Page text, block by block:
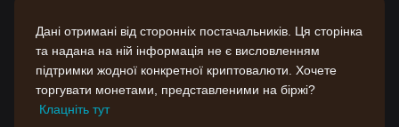
Дані отримані від сторонніх постачальників. Ця сторінка
та надана на ній інформація не є висловленням
підтримки жодної конкретної криптовалюти. Хочете
торгувати монетами, представленими на біржі?
Клацніть тут